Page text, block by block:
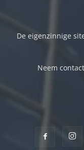
De eigenzinnige
Neem